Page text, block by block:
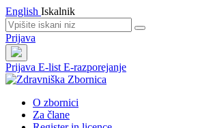
English Iskalnik
Prijava
Prijava E-list E-razporejanje
O zbornici
Za člane